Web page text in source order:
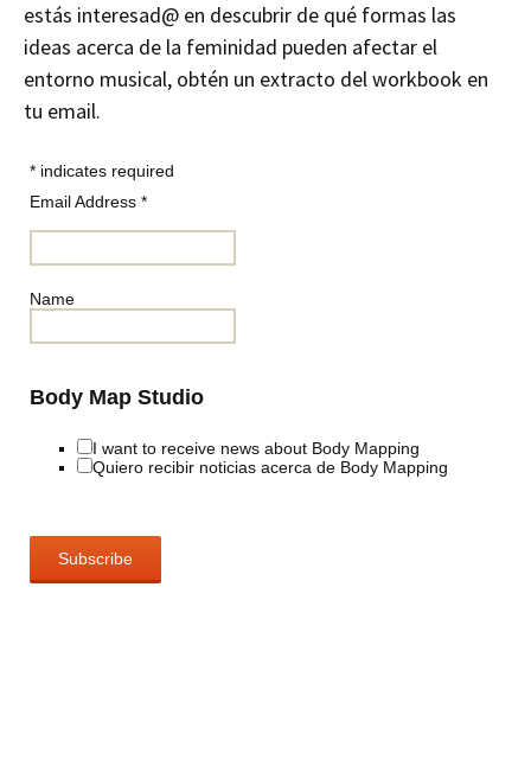
estás interesad@ en descubrir de qué formas las
ideas acerca de la feminidad pueden afectar el
entorno musical, obtén un extracto del workbook en
tu email.
* indicates required
Email Address *
Name
Body Map Studio
I want to receive news about Body Mapping
Quiero recibir noticias acerca de Body Mapping